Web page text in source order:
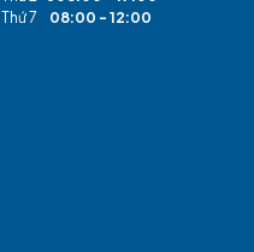
Thứ 7 08:00 - 12:00